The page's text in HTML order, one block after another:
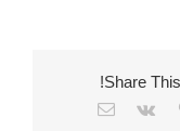
Share
Pinterest
Vk
Email